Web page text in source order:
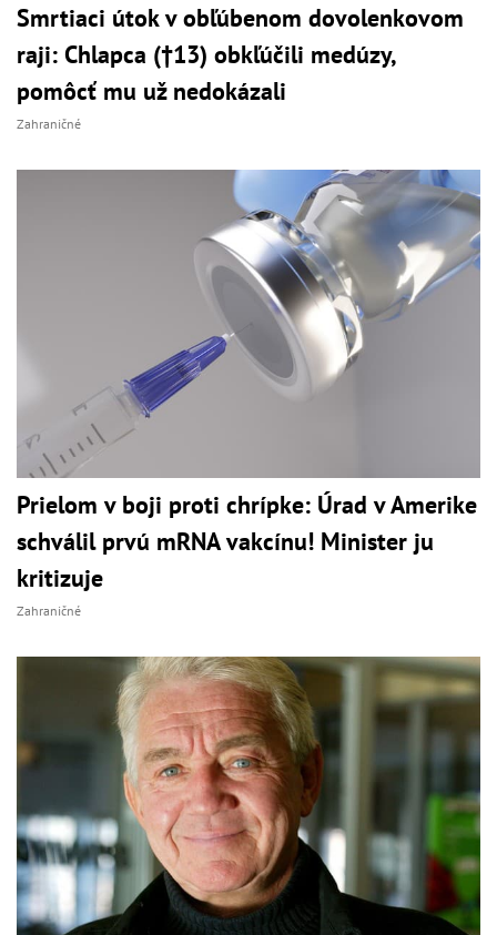
Smrtiaci útok v obľúbenom dovolenkovom
raji: Chlapca (†13) obkľúčili medúzy,
pomôcť mu už nedokázali
Zahraničné
Prielom v boji proti chrípke: Úrad v Amerike
schválil prvú mRNA vakcínu! Minister ju
kritizuje
Zahraničné